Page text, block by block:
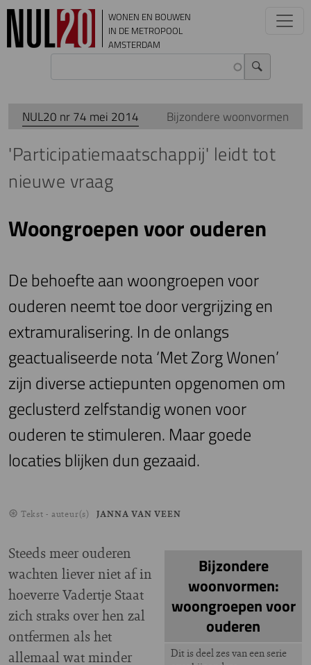
Overslaan en naar de inhoud gaan
WONEN EN BOUWEN
IN DE METROPOOL
AMSTERDAM
NUL20 nr 74 mei 2014 Bijzondere woonvormen
'Participatiemaatschappij' leidt tot
nieuwe vraag
Woongroepen voor ouderen
De behoefte aan woongroepen voor
ouderen neemt toe door vergrijzing en
extramuralisering. In de onlangs
geactualiseerde nota ‘Met Zorg Wonen’
zijn diverse actiepunten opgenomen om
geclusterd zelfstandig wonen voor
ouderen te stimuleren. Maar goede
locaties blijken dun gezaaid.
Tekst - auteur(s) JANNA VAN VEEN
Bijzondere
woonvormen:
woongroepen voor
ouderen
Dit is deel zes van een serie
Steeds meer ouderen
wachten liever niet af in
hoeverre Vadertje Staat
zich straks over hen zal
ontfermen als het
allemaal wat minder